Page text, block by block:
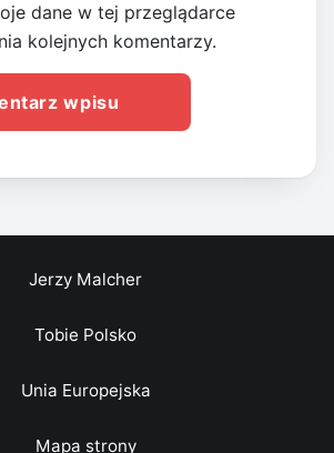
dane w tej przeglądarce
kolejnych komentarzy.
Jerzy Malcher
Tobie Polsko
Unia Europejska
Mapa strony